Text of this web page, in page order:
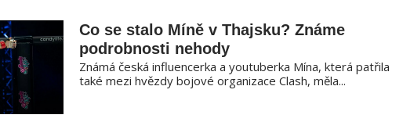
Co se stalo Míně v Thajsku? Známe
podrobnosti nehody
Známá česká influencerka a youtuberka Mína, která patřila
také mezi hvězdy bojové organizace Clash, měla...